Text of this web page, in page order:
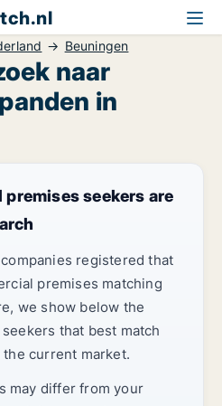
Beuningen
naar
in
seekers are
registered that
premises matching
we show below the
that best match
current market.
may differ from your